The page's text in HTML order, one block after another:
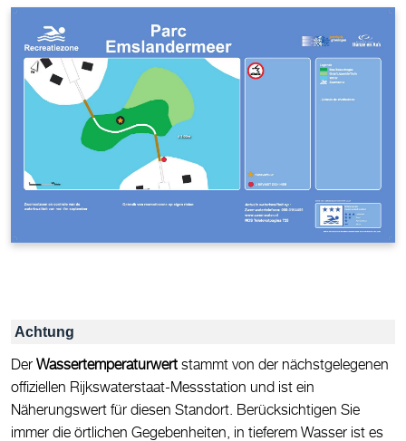
Achtung
Der Wassertemperaturwert stammt von der nächstgelegenen
offiziellen Rijkswaterstaat-Messstation und ist ein
Näherungswert für diesen Standort. Berücksichtigen Sie
immer die örtlichen Gegebenheiten, in tieferem Wasser ist es